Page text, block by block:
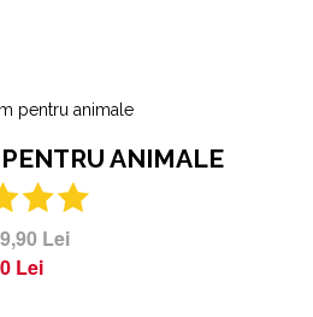
ANIMALE
Lei
Lei